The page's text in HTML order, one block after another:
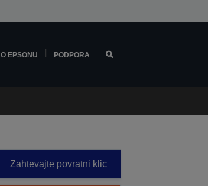
O EPSONU PODPORA
Zahtevajte povratni klic